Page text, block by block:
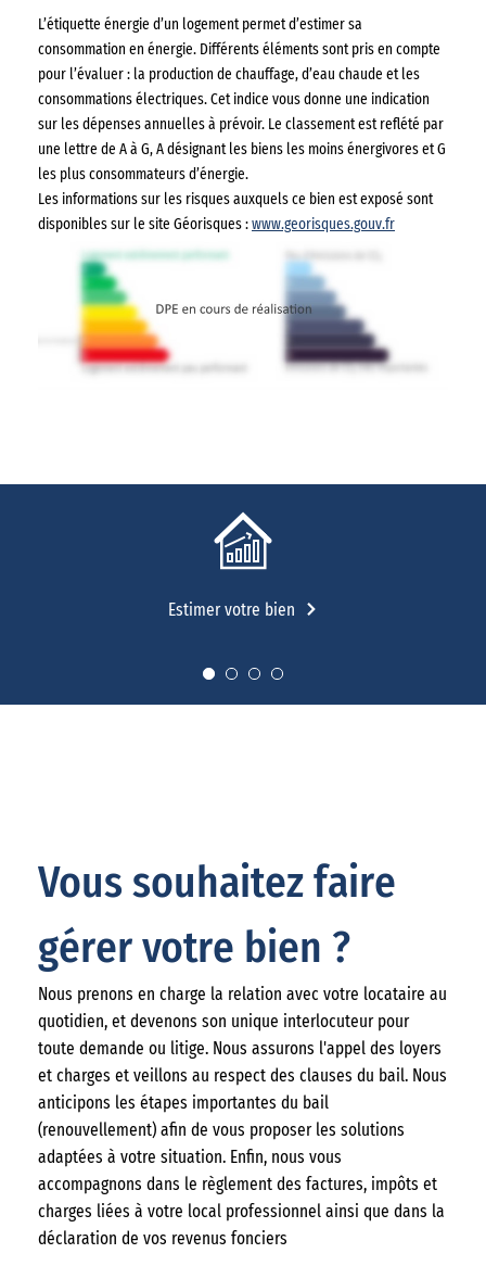
L’étiquette énergie d’un logement permet d’estimer sa
consommation en énergie. Différents éléments sont pris en compte
pour l’évaluer : la production de chauffage, d’eau chaude et les
consommations électriques. Cet indice vous donne une indication
sur les dépenses annuelles à prévoir. Le classement est reflété par
une lettre de A à G, A désignant les biens les moins énergivores et G
les plus consommateurs d’énergie.
Les informations sur les risques auxquels ce bien est exposé sont
disponibles sur le site Géorisques : www.georisques.gouv.fr
Estimer votre bien
Vous souhaitez faire
gérer votre bien ?
Nous prenons en charge la relation avec votre locataire au
quotidien, et devenons son unique interlocuteur pour
toute demande ou litige. Nous assurons l'appel des loyers
et charges et veillons au respect des clauses du bail. Nous
anticipons les étapes importantes du bail
(renouvellement) afin de vous proposer les solutions
adaptées à votre situation. Enfin, nous vous
accompagnons dans le règlement des factures, impôts et
charges liées à votre local professionnel ainsi que dans la
déclaration de vos revenus fonciers